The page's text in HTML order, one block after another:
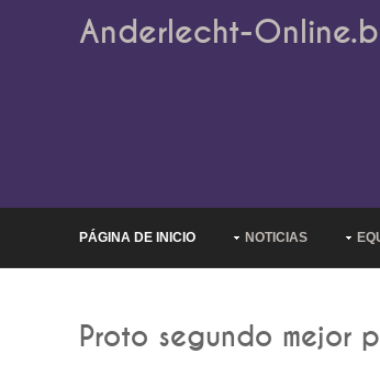
Anderlecht-
PÁGINA DE INICIO NOTICIAS
Proto segundo mejor